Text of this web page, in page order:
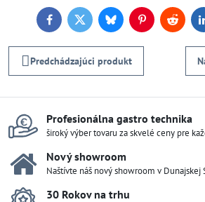
FacebookTwitterBlueskyPinterestReddit
Predchádzajúci produkt
Profesionálna gastro technika
široký výber tovaru za skvelé ceny pre
Nový showroom
Naštívte náš nový showroom v Dunajskej
30 Rokov na trhu